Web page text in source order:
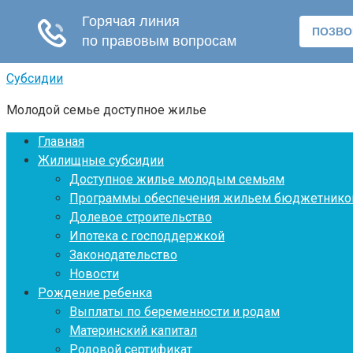
Перейти
контенту
Субсидии
Молодой семье доступное жилье
Главная
Жилищные субсидии
Доступное жилье молодым семьям
Программы обеспечения жильем
Долевое строительство
Ипотека с господдержкой
Законодательство
Новости
Рождение ребенка
Выплаты по беременности и родам
Материнский капитал
Родовой сертификат